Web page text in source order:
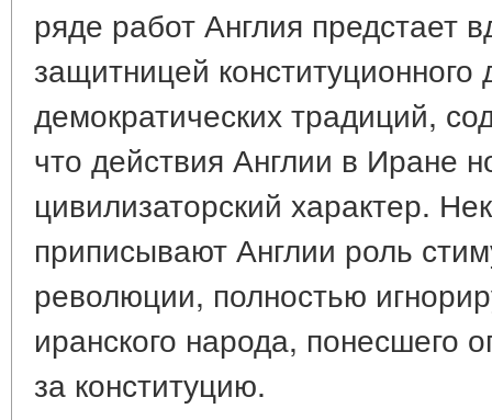
ряде работ Англия предстает
защитницей
демократических традиций,
что действия Англии в Иране
цивилизаторский характер.
приписывают Англии роль
революции, полностью
иранского народа, понесшего
за конституцию.